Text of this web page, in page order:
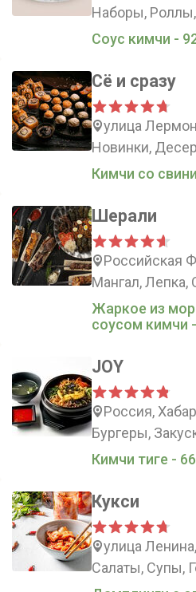
Наборы,
Соус кимчи -
Сё и сразу
улица
Новинки,
Кимчи со
Шерали
Российская
Мангал, Лепка,
Жаркое из
соусом кимчи
JOY
Россия,
Бургеры,
Кимчи тиге -
Кукси
улица
Салаты, Супы,